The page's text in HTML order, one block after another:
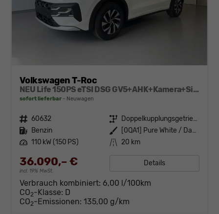
Volkswagen T-Roc
NEU Life 150PS eTSI DSG GV5+AHK+Kamera+Sitzheiz+Lenkradheiz+getönt.Scheiben
sofort lieferbar Neuwagen
Fahrzeugnr. 60632 Getriebe
Doppelkupplungsgetriebe (DSG)
Kraftstoff Benzin Außenfarbe
[0QA1] Pure White / Dach Schwarz
Leistung 110 kW (150 PS) Kilometerstand 20 km
36.090,– €
incl. 19% MwSt.
Details
Verbrauch kombiniert: 6,00 l/100km
CO2-Klasse: D
CO2-Emissionen: 135,00 g/km